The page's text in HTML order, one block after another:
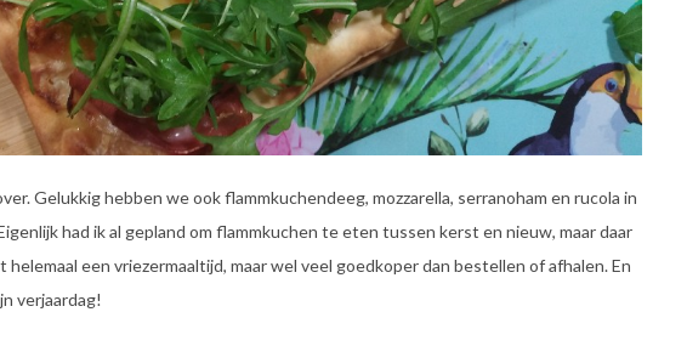
Gelukkig hebben we ook flammkuchendeeg, mozzarella, serranoham en rucola in
had ik al gepland om flammkuchen te eten tussen kerst en nieuw, maar daar
een vriezermaaltijd, maar wel veel goedkoper dan bestellen of afhalen. En
verjaardag!